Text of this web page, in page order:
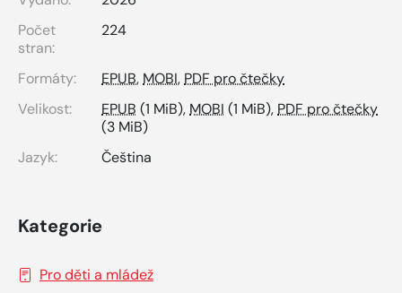
Počet
stran:
224
Formáty: EPUB, MOBI, PDF pro čtečky
Velikost:
EPUB (1 MiB), MOBI (1 MiB), PDF pro čtečky
(3 MiB)
Jazyk:
Čeština
Kategorie
Pro děti a mládež